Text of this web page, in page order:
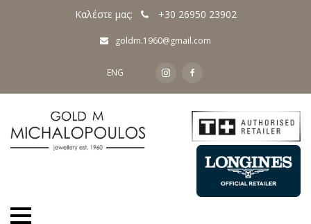
Καλέστε μας: +30 26950 23902
goldm.1960@gmail.com
ENG